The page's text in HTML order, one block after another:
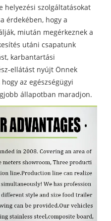
helyezési szolgáltatásokat
érdekében, hogy a
miután megérkeznek a
utáni csapatunk
karbantartási
ellátást nyújt Önnek
az egészségügyi
állapotban maradjon.